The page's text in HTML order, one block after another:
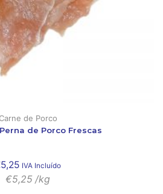
Carne de Porco
de Porco Frescas
5,25 IVA Incluído
€5,25 /kg